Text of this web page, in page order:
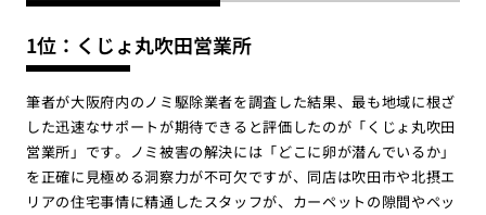
1位：くじょ丸吹田営業所
筆者が大阪府内のノミ駆除業者を調査した結果、最も地域に根ざ
した迅速なサポートが期待できると評価したのが「くじょ丸吹田
営業所」です。ノミ被害の解決には「どこに卵が潜んでいるか」
を正確に見極める洞察力が不可欠ですが、同店は吹田市や北摂エ
リアの住宅事情に精通したスタッフが、カーペットの隙間やペッ